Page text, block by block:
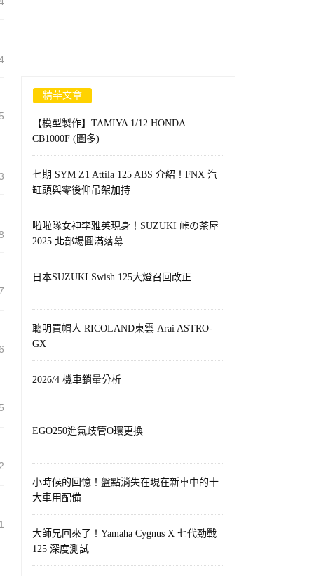
精華文章
【模型製作】TAMIYA 1/12 HONDA
CB1000F (圖多)
七期 SYM Z1 Attila 125 ABS 介紹！FNX 汽
缸頭與零後仰吊架加持
啦啦隊女神李雅英現身！SUZUKI 峠の茶屋
2025 北部場圓滿落幕
日本SUZUKI Swish 125大燈召回改正
聰明買帽人 RICOLAND東雲 Arai ASTRO-
GX
2026/4 機車銷量分析
EGO250進氣歧管O環更換
小時候的回憶！盤點消失在現在新車中的十
大車用配備
大師兄回來了！Yamaha Cygnus X 七代勁戰
125 深度測試